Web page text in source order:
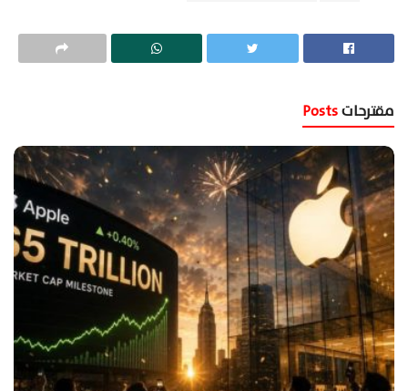
مقترحات